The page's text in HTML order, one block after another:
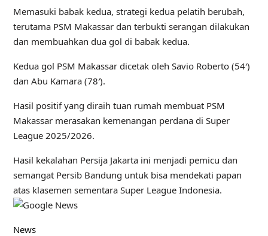
Memasuki babak kedua, strategi kedua pelatih berubah,
terutama PSM Makassar dan terbukti serangan dilakukan
dan membuahkan dua gol di babak kedua.
Kedua gol PSM Makassar dicetak oleh Savio Roberto (54′)
dan Abu Kamara (78′).
Hasil positif yang diraih tuan rumah membuat PSM
Makassar merasakan kemenangan perdana di Super
League 2025/2026.
Hasil kekalahan Persija Jakarta ini menjadi pemicu dan
semangat Persib Bandung untuk bisa mendekati papan
atas klasemen sementara Super League Indonesia.
News